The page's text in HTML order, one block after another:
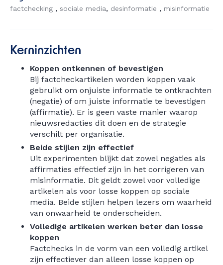
factchecking
sociale media desinformatie misinformatie
Kerninzichten
Koppen ontkennen of bevestigen
Bij factcheckartikelen worden koppen vaak
gebruikt om onjuiste informatie te ontkrachten
(negatie) of om juiste informatie te bevestigen
(affirmatie). Er is geen vaste manier waarop
nieuwsredacties dit doen en de strategie
verschilt per organisatie.
Beide stijlen zijn effectief
Uit experimenten blijkt dat zowel negaties als
affirmaties effectief zijn in het corrigeren van
misinformatie. Dit geldt zowel voor volledige
artikelen als voor losse koppen op sociale
media. Beide stijlen helpen lezers om waarheid
van onwaarheid te onderscheiden.
Volledige artikelen werken beter dan losse
koppen
Factchecks in de vorm van een volledig artikel
zijn effectiever dan alleen losse koppen op